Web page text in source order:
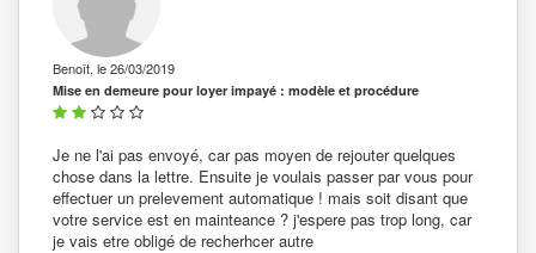
Benoît, le 26/03/2019
Mise en demeure pour loyer impayé : modèle et procédure
Je ne l'ai pas envoyé, car pas moyen de rejouter quelques
chose dans la lettre. Ensuite je voulais passer par vous pour
effectuer un prelevement automatique ! mais soit disant que
votre service est en mainteance ? j'espere pas trop long, car
je vais etre obligé de recherhcer autre